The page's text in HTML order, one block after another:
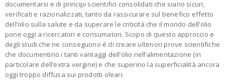
documentarsi e di principi scientifici consolidati che siano sicuri,
verificati e razionalizzati, tanto da rassicurare sul benefico effetto
dell’olio sulla salute e da superare le criticità che il mondo dell’olio
pone oggi a ricercatori e consumatori. Scopo di questo approccio e
degli studi che ne conseguono è di creare ulteriori prove scientifiche
che documentino i tanti vantaggi dell’olio nell’alimentazione (in
particolare dell’extra vergine) e che superino la superficialità ancora
oggi troppo diffusa sui prodotti oleari.